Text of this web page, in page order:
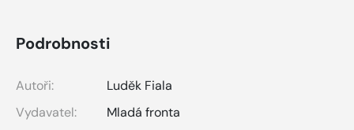
Podrobnosti
Autoři:
Luděk Fiala
Vydavatel:
Mladá fronta